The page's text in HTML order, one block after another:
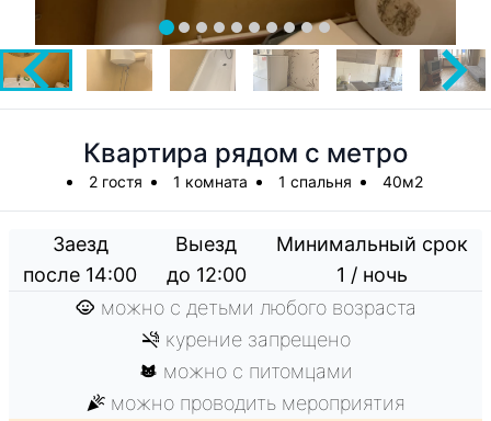
Квартира рядом с метро
2 гостя 1 комната 1 спальня 40м2
Заезд
после 14:00
Выезд
до 12:00
Минимальный срок
1 / ночь
можно с детьми любого возраста
курение запрещено
можно с питомцами
можно проводить мероприятия